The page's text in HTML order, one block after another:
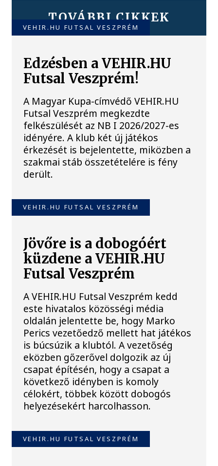
TOVÁBBI CIKKEK
VEHIR.HU FUTSAL VESZPRÉM
Edzésben a VEHIR.HU
Futsal Veszprém!
A Magyar Kupa-címvédő VEHIR.HU
Futsal Veszprém megkezdte
felkészülését az NB I 2026/2027-es
idényére. A klub két új játékos
érkezését is bejelentette, miközben a
szakmai stáb összetételére is fény
derült.
VEHIR.HU FUTSAL VESZPRÉM
Jövőre is a dobogóért
küzdene a VEHIR.HU
Futsal Veszprém
A VEHIR.HU Futsal Veszprém kedd
este hivatalos közösségi média
oldalán jelentette be, hogy Marko
Perics vezetőedző mellett hat játékos
is búcsúzik a klubtól. A vezetőség
eközben gőzerővel dolgozik az új
csapat építésén, hogy a csapat a
következő idényben is komoly
célokért, többek között dobogós
helyezésekért harcolhasson.
VEHIR.HU FUTSAL VESZPRÉM